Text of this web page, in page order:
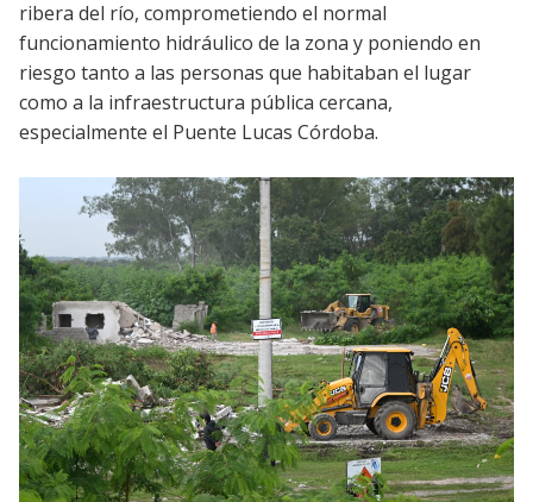
ribera del río, comprometiendo el normal
funcionamiento hidráulico de la zona y poniendo en
riesgo tanto a las personas que habitaban el lugar
como a la infraestructura pública cercana,
especialmente el Puente Lucas Córdoba.